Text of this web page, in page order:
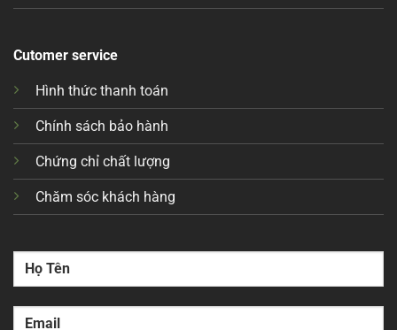
Cutomer service
Hình thức thanh toán
Chính sách bảo hành
Chứng chỉ chất lượng
Chăm sóc khách hàng